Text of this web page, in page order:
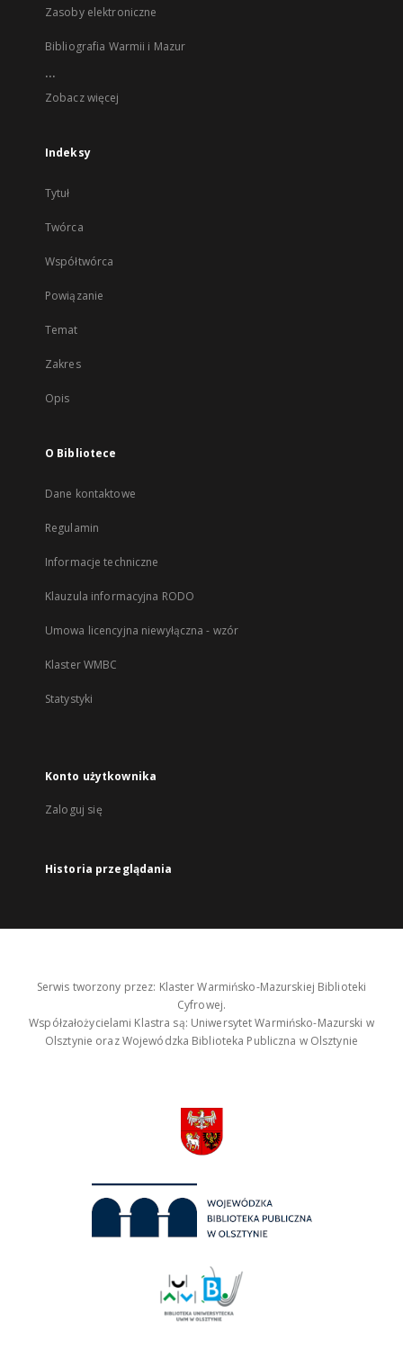
Zasoby elektroniczne
Bibliografia Warmii i Mazur
...
Zobacz więcej
Indeksy
Tytuł
Twórca
Współtwórca
Powiązanie
Temat
Zakres
Opis
O Bibliotece
Dane kontaktowe
Regulamin
Informacje techniczne
Klauzula informacyjna RODO
Umowa licencyjna niewyłączna - wzór
Klaster WMBC
Statystyki
Konto użytkownika
Zaloguj się
Historia przeglądania
Serwis tworzony przez: Klaster Warmińsko-Mazurskiej Biblioteki
Cyfrowej.
Współzałożycielami Klastra są: Uniwersytet Warmińsko-Mazurski w
Olsztynie oraz Wojewódzka Biblioteka Publiczna w Olsztynie